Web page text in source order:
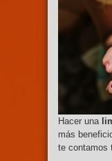
Hacer una
más
te contamos